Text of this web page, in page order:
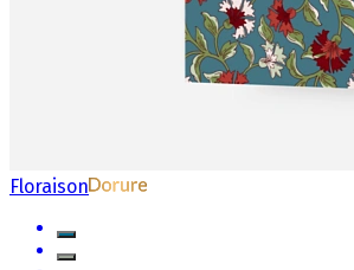
Floraison